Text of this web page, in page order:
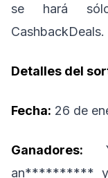
se hará
CashbackDeals.
Detalles del
Fecha: 26 de
Ganadores:
an********** y